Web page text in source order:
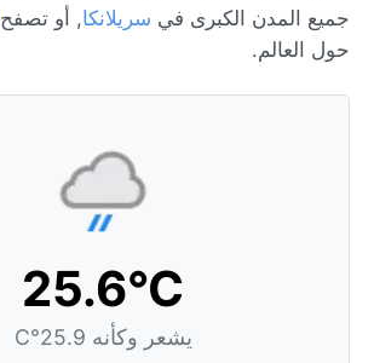
جميع المدن الكبرى في سريلانكا, أو تصفح
حول العالم.
25.6°C
يشعر وكأنه 25.9°C